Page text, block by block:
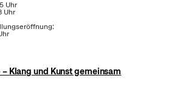
Uhr
Uhr
Klang und Kunst gemeinsam